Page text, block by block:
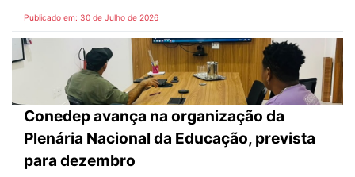
Publicado em: 30 de Julho de 2026
Conedep avança na organização da
Plenária Nacional da Educação, prevista
para dezembro